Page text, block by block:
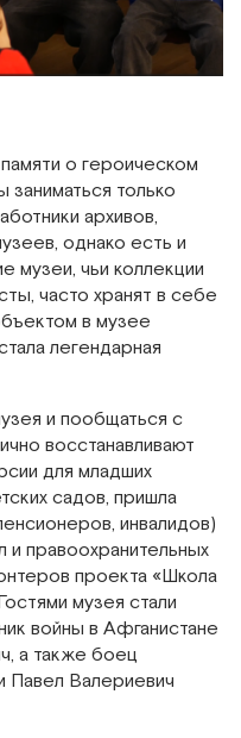
о героическом
только
архивов,
однако есть и
музеи, чьи коллекции
часто хранят в себе
в музее
легендарная
и пообщаться с
восстанавливают
для младших
садов, пришла
инвалидов)
правоохранительных
проекта «Школа
музея стали
войны в Афганистане
а также боец
Павел Валериевич